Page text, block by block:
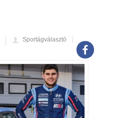
Sportágválasztó